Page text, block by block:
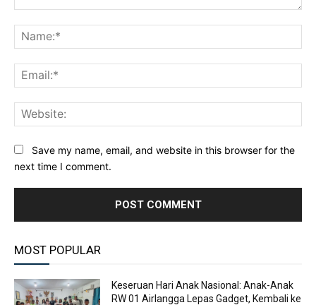
Save my name, email, and website in this browser for the
next time I comment.
MOST POPULAR
Keseruan Hari Anak Nasional: Anak-Anak
RW 01 Airlangga Lepas Gadget, Kembali ke